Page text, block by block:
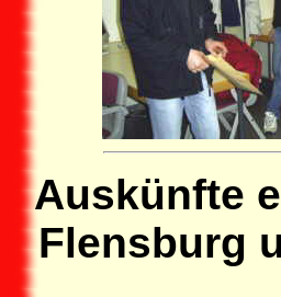
Auskünfte
Flensburg